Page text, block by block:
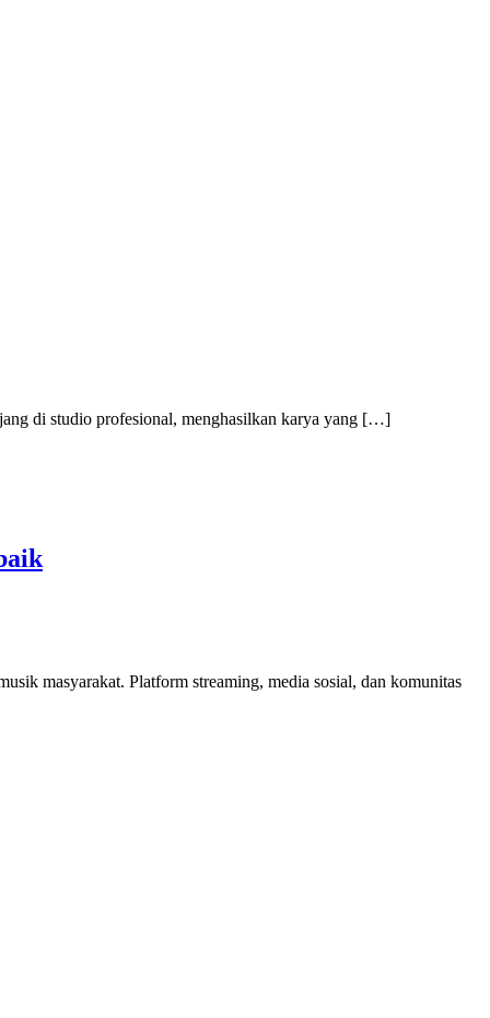
di studio profesional, menghasilkan karya yang […]
masyarakat. Platform streaming, media sosial, dan komunitas